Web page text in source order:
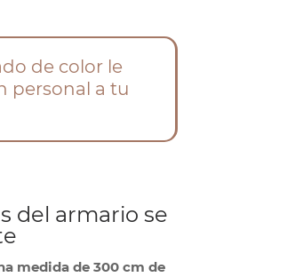
de color le
personal a tu
del armario se
medida de 300 cm de